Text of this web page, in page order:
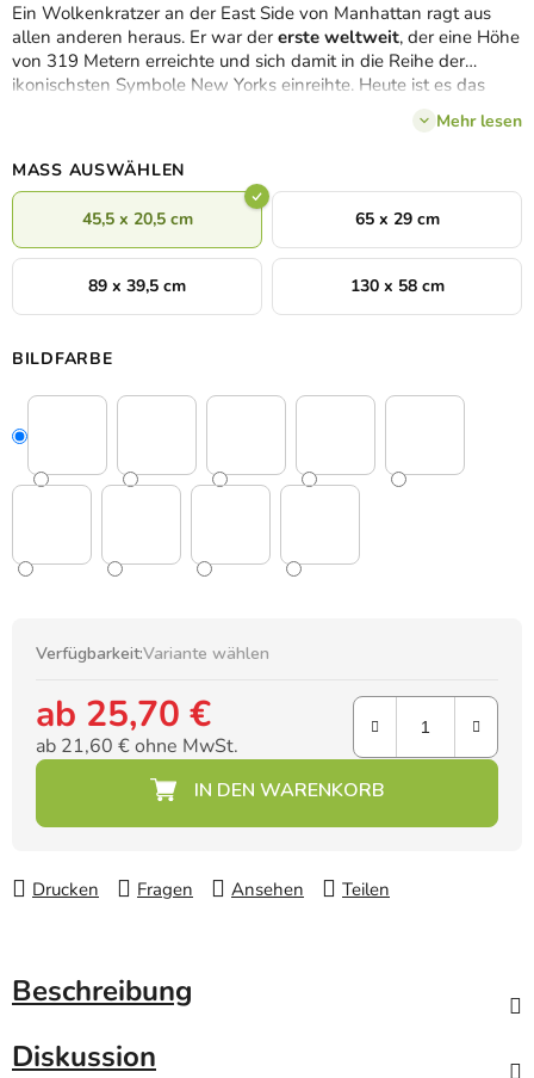
Ein Wolkenkratzer an der East Side von Manhattan ragt aus
allen anderen heraus. Er war der erste weltweit, der eine Höhe
von 319 Metern erreichte und sich damit in die Reihe der
ikonischsten Symbole New Yorks einreihte. Heute ist es das
spitzen Art-
in der Skyline leicht zu erkennen. Das
Holzbild des Chrysler Buildings, das es in
Dekorengibt, stellt den Wolkenkratzer in einem vollen
Rahmen durch charakteristische Linien dar.
Mehr lesen
MASS AUSWÄHLEN
45,5 x 20,5 cm 65 x 29 cm
89 x 39,5 cm 130 x 58 cm
BILDFARBE
Verfügbarkeit:Variante wählen
ab 25,70 €
ab 21,60 €ohne MwSt.
Drucken Fragen Ansehen Teilen
Beschreibung
Diskussion